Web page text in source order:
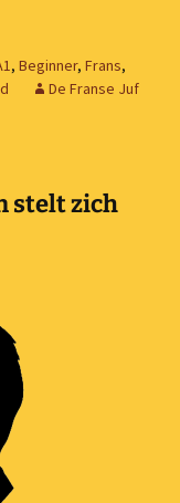
, Beginner, Frans,
De Franse Juf
stelt zich